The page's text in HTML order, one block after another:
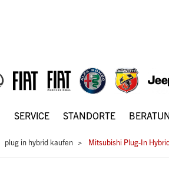
SERVICE STANDORTE
plug in hybrid kaufen Mitsubishi Plug-In